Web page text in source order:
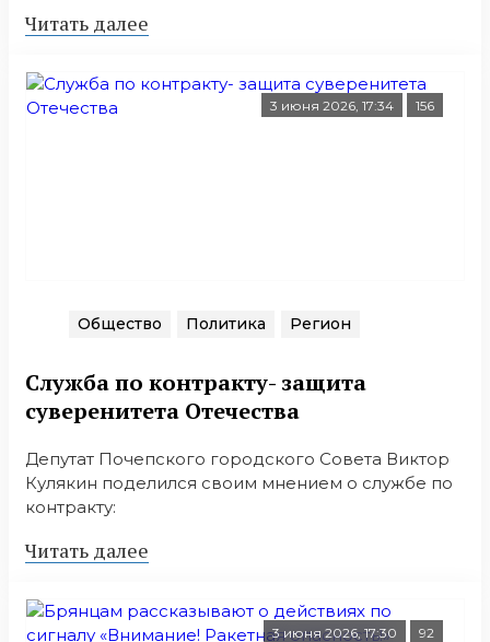
Читать далее
3 июня 2026, 17:34 156
Общество Политика Регион
Служба по контракту- защита
суверенитета Отечества
Депутат Почепского городского Совета Виктор
Кулякин поделился своим мнением о службе по
контракту:
Читать далее
3 июня 2026, 17:30 92